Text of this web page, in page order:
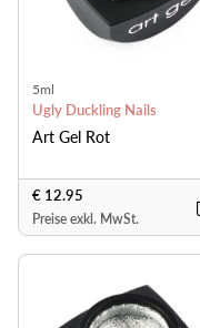
5ml
Ugly Duckling Nails
Art Gel Rot
€ 12.95
Preise exkl. MwSt.